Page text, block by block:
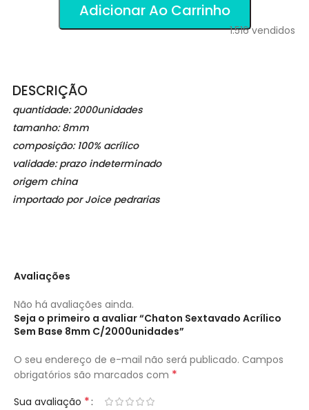
Adicionar Ao Carrinho
1.516vendidos
DESCRIÇÃO
quantidade: 2000unidades
tamanho: 8mm
composição: 100% acrílico
validade: prazo indeterminado
origem china
importado por Joice pedrarias
Avaliações
Não há avaliações ainda.
Seja o primeiro a avaliar “Chaton Sextavado Acrílico
Sem Base 8mm C/2000unidades”
O seu endereço de e-mail não será publicado. Campos
obrigatórios são marcados com *
Sua avaliação *